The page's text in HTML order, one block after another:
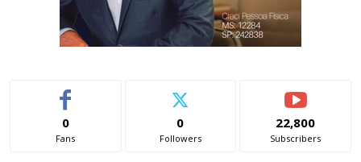
0
Fans
0
Followers
22,800
Subscribers